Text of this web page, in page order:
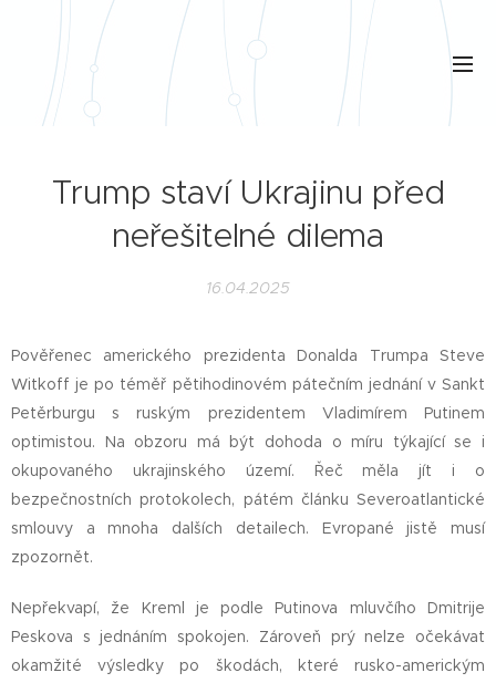
Trump staví Ukrajinu před
neřešitelné dilema
16.04.2025
Pověřenec amerického prezidenta Donalda Trumpa Steve
Witkoff je po téměř pětihodinovém pátečním jednání v Sankt
Petěrburgu s ruským prezidentem Vladimírem Putinem
optimistou. Na obzoru má být dohoda o míru týkající se i
okupovaného ukrajinského území. Řeč měla jít i o
bezpečnostních protokolech, pátém článku Severoatlantické
smlouvy a mnoha dalších detailech. Evropané jistě musí
zpozornět.
Nepřekvapí, že Kreml je podle Putinova mluvčího Dmitrije
Peskova s jednáním spokojen. Zároveň prý nelze očekávat
okamžité výsledky po škodách, které rusko-americkým